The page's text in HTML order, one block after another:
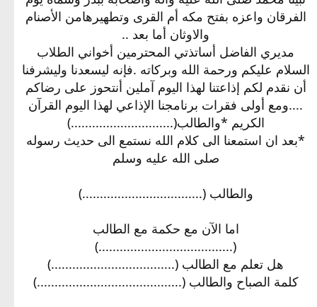
الفرقان واعزه بفتح مكه أم القرى وتطهيرهامن الأصنام
والاوثان أما بعد ..
مديري الفاضل أساتذتي المحترمين أخواني الطلاب
السلام عليكم ورحمة الله وبركاته .فإنه ليسعدنا وليشرفنا
أن نقدم لكم إذاعتنا لهذا اليوم آملين أنتحوز على رضاكم
....ومع أولى فقرات برنامجنا الإذاعي لهذا اليوم القرآن
الكريم *والطالب(.............................)
*بعد ان استمعنا الى كلام الله نستمع الى حديث رسوله
صلى الله عليه وسلم
والطالب (..................................)
اما الآن مع حكمة مع الطالب
(......................................)
هل تعلم مع الطالب (...................................)
كلمة الصباح والطالب (.........................................)